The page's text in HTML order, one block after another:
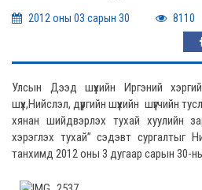
2012 оны 03 сарын 30 8110
Улсын Дээд шүүхийн Иргэний
шүүх,Нийслэл, дүүргийн шүүхийн шүүгчийн
хянан шийдвэрлэх тухай хуулийн
хэрэглэх тухай” сэдэвт сургалтыг
танхимд 2012 оны 3 дугаар сарын 30-